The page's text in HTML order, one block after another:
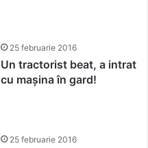
25 februarie 2016
Un tractorist beat, a intrat
cu mașina în gard!
25 februarie 2016